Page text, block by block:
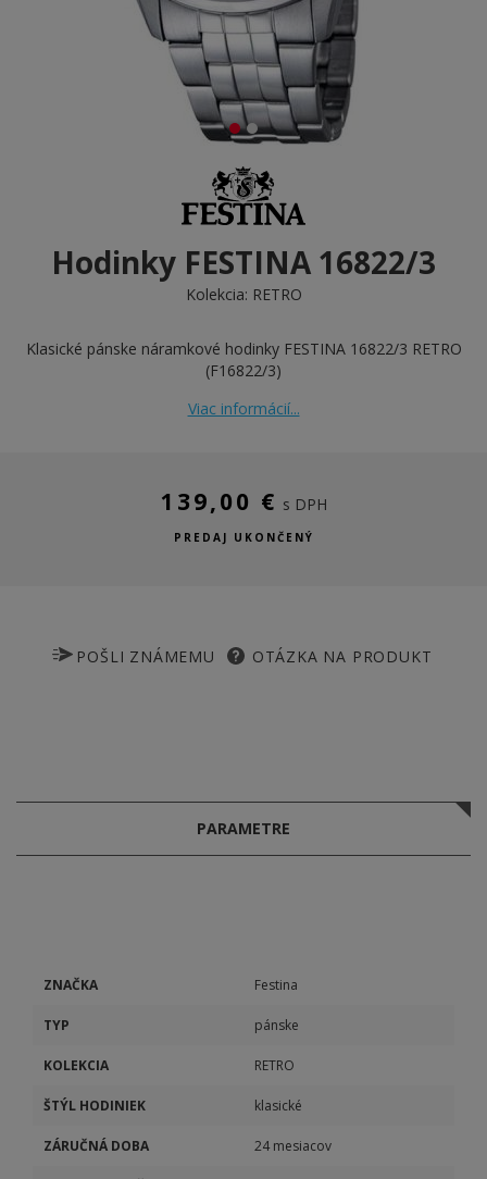
Hodinky FESTINA 16822/3
Kolekcia: RETRO
Klasické pánske náramkové hodinky FESTINA 16822/3 RETRO
(F16822/3)
Viac informácií...
139,00 € s DPH
PREDAJ UKONČENÝ
POŠLI ZNÁMEMU OTÁZKA NA PRODUKT
PARAMETRE
ZNAČKA Festina
TYP pánske
KOLEKCIA RETRO
ŠTÝL HODINIEK klasické
ZÁRUČNÁ DOBA 24 mesiacov